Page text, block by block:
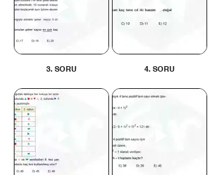
3. SORU 4. SORU